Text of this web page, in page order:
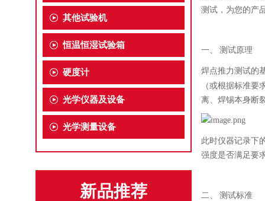
其他试验机
恒温恒湿试验箱
硬度计
光学仪器及设备
光学测量设备
新品推荐
测试，为您的产
一、 测试原理
焊点推力测试的
（或根据标准
离、焊锡本身断
此时仪器记录下
强度是否满足要
二、 测试标准